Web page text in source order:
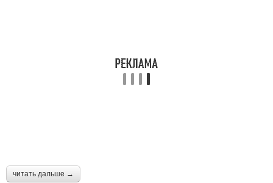
читать дальше →